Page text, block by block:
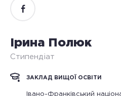
Ірина Полюк
Стипендіат
ЗАКЛАД ВИЩОЇ ОСВІТИ
Івано-Франківський